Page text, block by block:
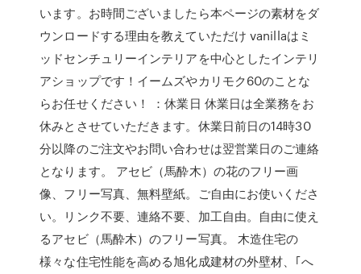
います。お時間ございましたら本ページの素材をダ
ウンロードする理由を教えていただけ vanillaはミ
ッドセンチュリーインテリアを中心としたインテリ
アショップです！イームズやカリモク60のことな
らお任せください！ ：休業日 休業日は全業務をお
休みとさせていただきます。休業日前日の14時30
分以降のご注文やお問い合わせは翌営業日のご連絡
となります。 アセビ（馬酔木）の花のフリー画
像、フリー写真、無料壁紙。ご自由にお使いくださ
い。リンク不要、連絡不要、加工自由。自由に使え
るアセビ（馬酔木）のフリー写真。 木造住宅の
様々な住宅性能を高める旭化成建材の外壁材、｢へ